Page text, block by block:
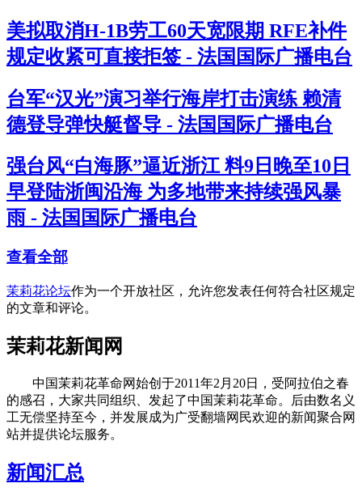
美拟取消H-1B劳工60天宽限期 RFE补件
规定收紧可直接拒签 - 法国国际广播电台
台军“汉光”演习举行海岸打击演练 赖清
德登导弹快艇督导 - 法国国际广播电台
强台风“白海豚”逼近浙江 料9日晚至10日
早登陆浙闽沿海 为多地带来持续强风暴
雨 - 法国国际广播电台
查看全部
茉莉花论坛作为一个开放社区，允许您发表任何符合社区规定
的文章和评论。
茉莉花新闻网
中国茉莉花革命网始创于2011年2月20日，受阿拉伯之春
的感召，大家共同组织、发起了中国茉莉花革命。后由数名义
工无偿坚持至今，并发展成为广受翻墙网民欢迎的新闻聚合网
站并提供论坛服务。
新闻汇总